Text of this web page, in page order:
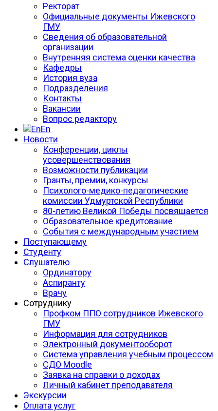
Ректорат
Официальные документы Ижевского
ГМУ
Сведения об образовательной
организации
Внутренняя система оценки качества
Кафедры
История вуза
Подразделения
Контакты
Вакансии
Вопрос редактору
En
Новости
Конференции, циклы
усовершенствования
Возможности публикации
Гранты, премии, конкурсы
Психолого-медико-педагогические
комиссии Удмуртской Республики
80-летию Великой Победы посвящается
Образовательное кредитование
События с международным участием
Поступающему
Студенту
Слушателю
Ординатору
Аспиранту
Врачу
Сотруднику
Профком ППО сотрудников Ижевского
ГМУ
Информация для сотрудников
Электронный документооборот
Система управления учебным процессом
СДО Moodle
Заявка на справки о доходах
Личный кабинет преподавателя
Экскурсии
Оплата услуг